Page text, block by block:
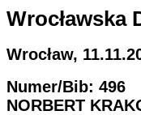
Wrocławska
Wrocław,
Numer/Bib: 496
NORBERT